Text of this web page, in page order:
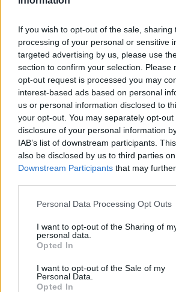
If you wish to opt-out of the sale, sharing
processing of your personal or sensitive
targeted advertising by us, please use
section to confirm your selection. Please
opt-out request is processed you may
interest-based ads based on personal
us or personal information disclosed to
your opt-out. You may separately opt-
disclosure of your personal information
IAB’s list of downstream participants.
also be disclosed by us to third parties
Downstream Participants that may
Please note that this website/app uses
not limited to your visit or usage
grant or deny consent to Google and its
use your data for below specified
consent section.
Personal Data Processing Opt Outs
I want to opt-out of the Sharing of
personal data.
Opted In
I want to opt-out of the Sale of my
Personal Data.
Opted In
5Τραγωδία στις Σέρρες: «Τα
άνδρας που έχασε σύζυγο
τροχαίο
Πιο
101 Marfin: Η 46χρονη πήρε
να απολογηθεί την Τρίτη
συμμετείχε στη
100.000 άτομα»
93 Βγήκαν ξανά τα μαχαίρια
για τη Δημοκρατία:
Γρατσία και Γαλανός
Μεταφορές χρημάτων:
θεωρηθούν δωρεές και να
φόρος – Τι ισχυεί για τις
Απίστευτο κι όμως
Aναστέλλονται τα
αγγειοχειρουργού του
Χανίων επειδή κλάπηκε
γιατρού